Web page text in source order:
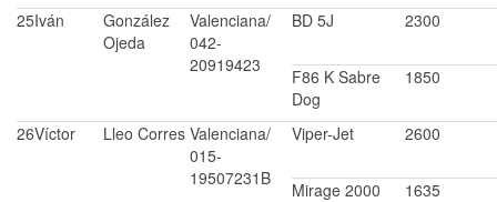
25Iván
González
Ojeda
Valenciana/
042-
20919423
BD 5J 2300
F86 K Sabre
Dog
1850
26Víctor Lleo Corres Valenciana/
015-
19507231B
Viper-Jet 2600
Mirage 2000 1635